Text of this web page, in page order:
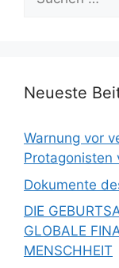
nach:
Neueste
Warnung vor
Protagonisten
Dokumente
DIE
GLOBALE
MENSCHHEIT